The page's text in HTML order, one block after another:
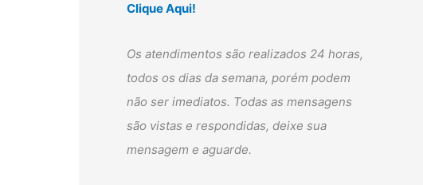
Clique Aqui!
Os atendimentos são realizados 24 horas,
todos os dias da semana, porém podem
não ser imediatos. Todas as mensagens
são vistas e respondidas, deixe sua
mensagem e aguarde.